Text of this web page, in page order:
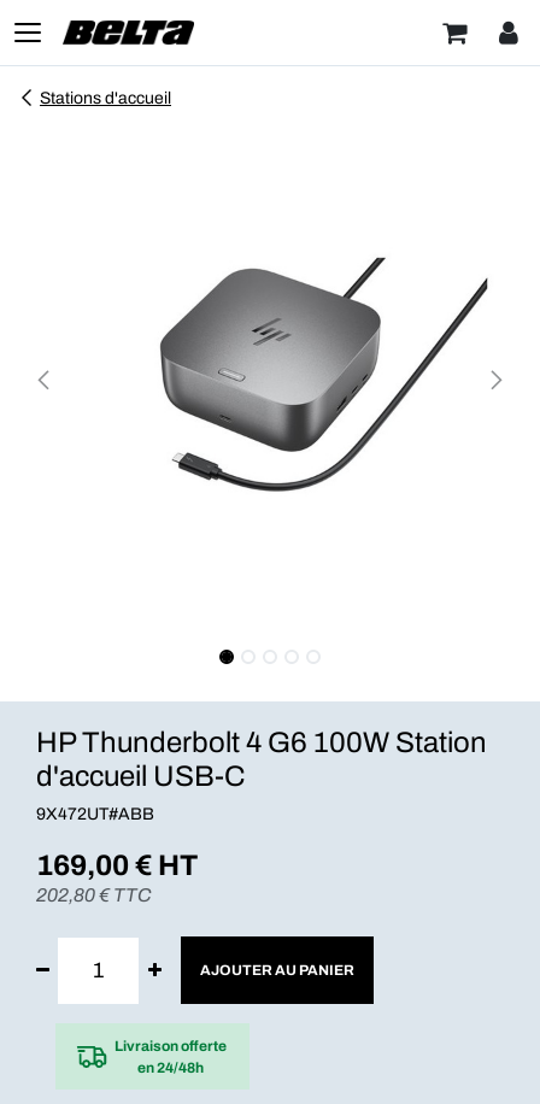
Stations d'accueil
HP Thunderbolt 4 G6 100W Station
d'accueil USB-C
9X472UT#ABB
169,00€ HT
202,80€ TTC
AJOUTER AU PANIER
Livraison offerte
en 24/48h